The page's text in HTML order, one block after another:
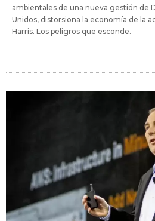
ambientales de una nueva gestión de
Unidos, distorsiona la economía de la
Harris. Los peligros que esconde.